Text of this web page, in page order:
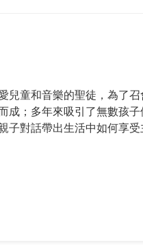
兒童和音樂的聖徒，為了
；多年來吸引了無數孩
對話帶出生活中如何享受